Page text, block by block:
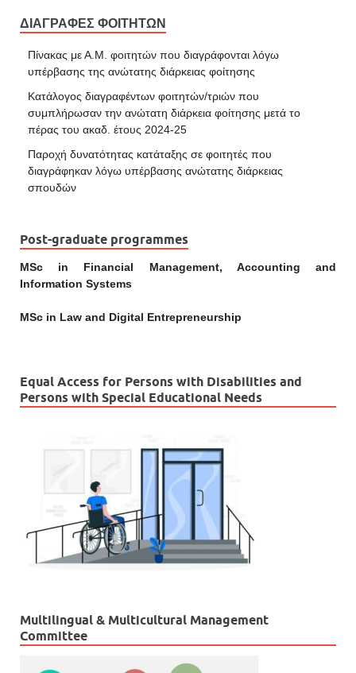
ΔΙΑΓΡΑΦΕΣ ΦΟΙΤΗΤΩΝ
Πίνακας με Α.Μ. φοιτητών που διαγράφονται λόγω
υπέρβασης της ανώτατης διάρκειας φοίτησης
Κατάλογος διαγραφέντων φοιτητών/τριών που
συμπλήρωσαν την ανώτατη διάρκεια φοίτησης μετά το
πέρας του ακαδ. έτους 2024-25
Παροχή δυνατότητας κατάταξης σε φοιτητές που
διαγράφηκαν λόγω υπέρβασης ανώτατης διάρκειας
σπουδών
Post-graduate programmes
MSc in Financial Management, Accounting and
Information Systems
MSc in Law and Digital Entrepreneurship
Equal Access for Persons with Disabilities and
Persons with Special Educational Needs
Multilingual & Multicultural Management
Committee